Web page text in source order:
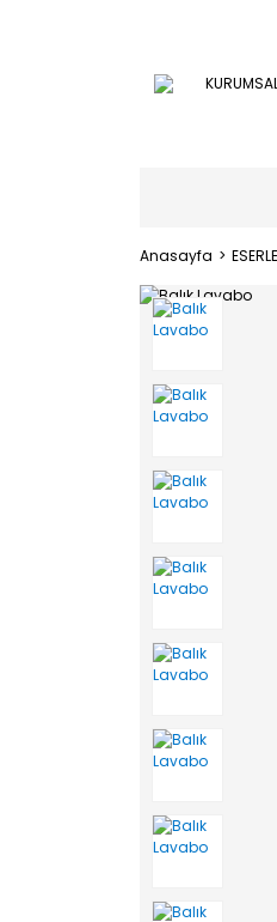
Anasayfa